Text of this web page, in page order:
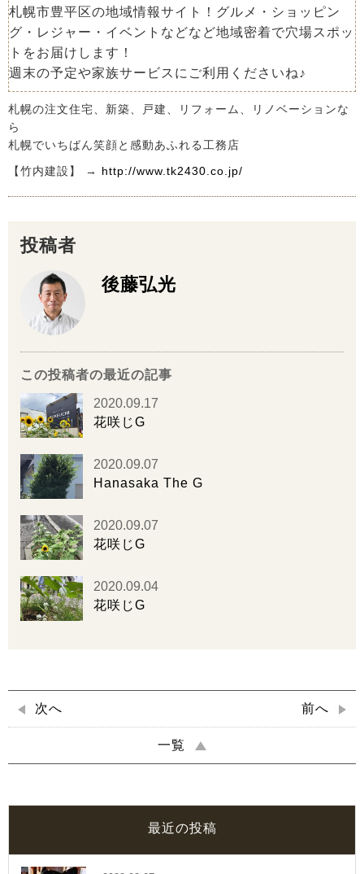
札幌市豊平区の地域情報サイト！グルメ・ショッピン
グ・レジャー・イベントなどなど地域密着で穴場スポッ
トをお届けします！
週末の予定や家族サービスにご利用くださいね♪
札幌の注文住宅、新築、戸建、リフォーム、リノベーションな
ら
札幌でいちばん笑顔と感動あふれる工務店
【竹内建設】 → http://www.tk2430.co.jp/
投稿者
後藤弘光
この投稿者の最近の記事
2020.09.17
花咲じG
2020.09.07
Hanasaka The G
2020.09.07
花咲じG
2020.09.04
花咲じG
次へ 前へ
一覧
最近の投稿